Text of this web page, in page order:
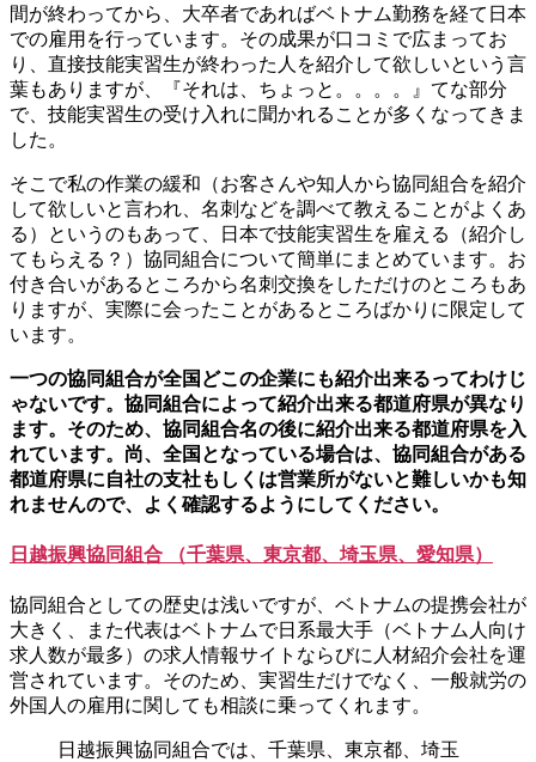
間が終わってから、大卒者であればベトナム勤務を経て日本
での雇用を行っています。その成果が口コミで広まってお
り、直接技能実習生が終わった人を紹介して欲しいという言
葉もありますが、『それは、ちょっと。。。。』てな部分
で、技能実習生の受け入れに聞かれることが多くなってきま
した。
そこで私の作業の緩和（お客さんや知人から協同組合を紹介
して欲しいと言われ、名刺などを調べて教えることがよくあ
る）というのもあって、日本で技能実習生を雇える（紹介し
てもらえる？）協同組合について簡単にまとめています。お
付き合いがあるところから名刺交換をしただけのところもあ
りますが、実際に会ったことがあるところばかりに限定して
います。
一つの協同組合が全国どこの企業にも紹介出来るってわけじ
ゃないです。協同組合によって紹介出来る都道府県が異なり
ます。そのため、協同組合名の後に紹介出来る都道府県を入
れています。尚、全国となっている場合は、協同組合がある
都道府県に自社の支社もしくは営業所がないと難しいかも知
れませんので、よく確認するようにしてください。
日越振興協同組合 （千葉県、東京都、埼玉県、愛知県）
協同組合としての歴史は浅いですが、ベトナムの提携会社が
大きく、また代表はベトナムで日系最大手（ベトナム人向け
求人数が最多）の求人情報サイトならびに人材紹介会社を運
営されています。そのため、実習生だけでなく、一般就労の
外国人の雇用に関しても相談に乗ってくれます。
日越振興協同組合では、千葉県、東京都、埼玉